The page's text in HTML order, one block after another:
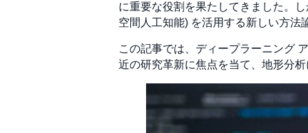
に重要な役割を果たしてきました。
空間人工知能) を活用する新しい方法
この記事では、ディープラーニング
近の研究革新に焦点を当て、地形分